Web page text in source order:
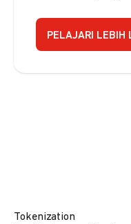
PELAJARI LEBIH
Tokenization